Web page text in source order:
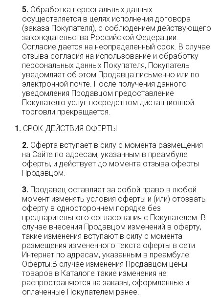
Обработка персональных данных
осуществляется в целях исполнения договора
(заказа Покупателя), с соблюдением действующего
законодательства Российской Федерации.
Согласие дается на неопределенный срок. В случае
отзыва согласия на использование и обработку
персональных данных Покупателя, Покупатель
уведомляет об этом Продавца письменно или по
электронной почте. После получения данного
уведомления Продавцом предоставление
Покупателю услуг посредством дистанционной
торговли прекращается.
СРОК ДЕЙСТВИЯ ОФЕРТЫ
Оферта вступает в силу с момента размещения
на Сайте по адресам, указанным в преамбуле
оферты, и действует до момента отзыва оферты
Продавцом.
Продавец оставляет за собой право в любой
момент изменять условия оферты и (или) отозвать
оферту в одностороннем порядке без
предварительного согласования с Покупателем. В
случае внесения Продавцом изменений в оферту,
такие изменения вступают в силу с момента
размещения измененного текста оферты в сети
Интернет по адресам, указанным в преамбуле
Оферты.В случае изменения Продавцом цены
товаров в Каталоге такие изменения не
распространяются на заказы, оформленные и
оплаченные Покупателем ранее.